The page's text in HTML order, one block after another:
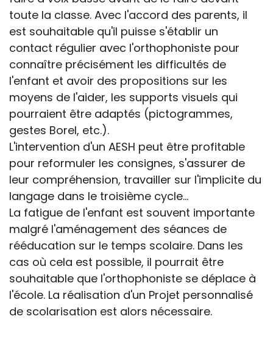
toute la classe. Avec l'accord des parents, il
est souhaitable qu'il puisse s'établir un
contact régulier avec l'orthophoniste pour
connaître précisément les difficultés de
l'enfant et avoir des propositions sur les
moyens de l'aider, les supports visuels qui
pourraient être adaptés (pictogrammes,
gestes Borel, etc.).
L'intervention d'un AESH peut être profitable
pour reformuler les consignes, s'assurer de
leur compréhension, travailler sur l'implicite du
langage dans le troisième cycle...
La fatigue de l'enfant est souvent importante
malgré l'aménagement des séances de
rééducation sur le temps scolaire. Dans les
cas où cela est possible, il pourrait être
souhaitable que l'orthophoniste se déplace à
l'école. La réalisation d'un Projet personnalisé
de scolarisation est alors nécessaire.